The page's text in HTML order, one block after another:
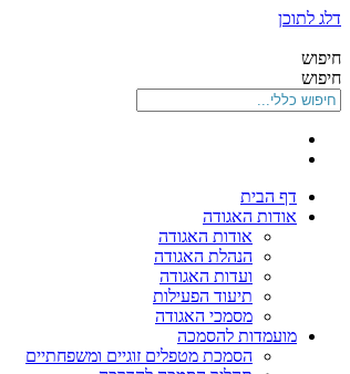
דלג לתוכן
חיפוש
חיפוש
דף הבית
אודות האגודה
אודות האגודה
הנהלת האגודה
ועדות האגודה
תיעוד הפעילות
מסמכי האגודה
מועמדות להסמכה
הסמכת מטפלים זוגיים ומשפחתיים